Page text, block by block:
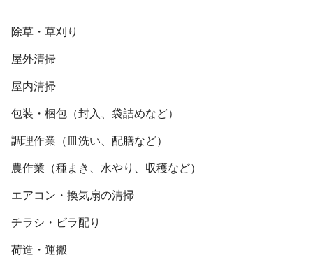
除草・草刈り
屋外清掃
屋内清掃
包装・梱包（封入、袋詰めなど）
調理作業（皿洗い、配膳など）
農作業（種まき、水やり、収穫など）
エアコン・換気扇の清掃
チラシ・ビラ配り
荷造・運搬